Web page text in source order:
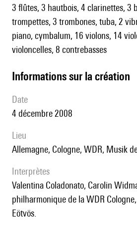
3 flûtes, 3 hautbois, 4 clarinettes, 3
trompettes, 3 trombones, tuba, 2
piano, cymbalum, 16 violons, 14
violoncelles, 8 contrebasses
informations sur la création
date
4 décembre 2008
lieu
Allemagne, Cologne, WDR, Musik
interprètes
Valentina Coladonato, Carolin Widmann et l'orchestre
philharmonique de la WDR
Eötvös.